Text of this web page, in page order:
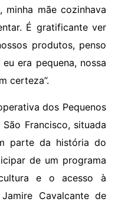
minha mãe cozinhava
É gratificante ver
produtos, penso
era pequena, nossa
certeza”.
dos Pequenos
Francisco, situada
parte da história do
de um programa
e o acesso à
Cavalcante de